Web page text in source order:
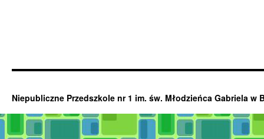
Niepubliczne Przedszkole nr 1 im. św. Młodzieńca Gabriela w